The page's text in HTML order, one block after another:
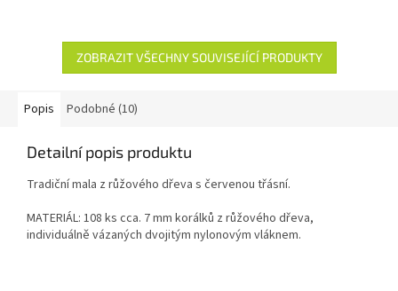
ZOBRAZIT VŠECHNY SOUVISEJÍCÍ PRODUKTY
Popis Podobné (10)
Detailní popis produktu
Tradiční mala z růžového dřeva s červenou třásní.
MATERIÁL: 108 ks cca. 7 mm korálků z růžového dřeva,
individuálně vázaných dvojitým nylonovým vláknem.